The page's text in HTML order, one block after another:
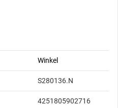
Winkel
S280136.N
4251805902716